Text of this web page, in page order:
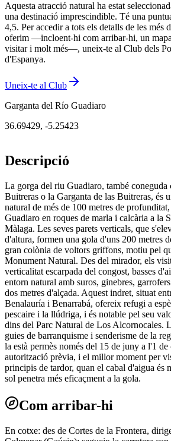
Aquesta atracció natural ha estat
una destinació imprescindible. Té una
4,5. Per accedir a tots els detalls de les més
oferim —incloent-hi com arribar-hi, un
visitar i molt més—, uneix-te al Club dels
d'Espanya.
Uneix-te al Club
Garganta del Río Guadiaro
36.69429, -5.25423
Descripció
La gorga del riu Guadiaro, també coneguda
Buitreras o la Garganta de las Buitreras, és
natural de més de 100 metres de
Guadiaro en roques de marla i calcària a la
Màlaga. Les seves parets verticals, que
d'altura, formen una gola d'uns 200 metres
gran colònia de voltors griffons, motiu pel
Monument Natural. Des del mirador, els
verticalitat escarpada del congost, basses
entorn natural amb suros, ginebres,
dos metres d'alçada. Aquest indret, situat
Benalauría i Benarrabá, ofereix refugi a
pescaire i la llúdriga, i és notable pel seu
dins del Parc Natural de Los Alcornocales.
guies de barranquisme i senderisme de la
la està permès només del 15 de juny a l'1 de
autorització prèvia, i el millor moment per
principis de tardor, quan el cabal d'aigua és
sol penetra més eficaçment a la gola.
Com arribar-hi
En cotxe: des de Cortes de la Frontera,